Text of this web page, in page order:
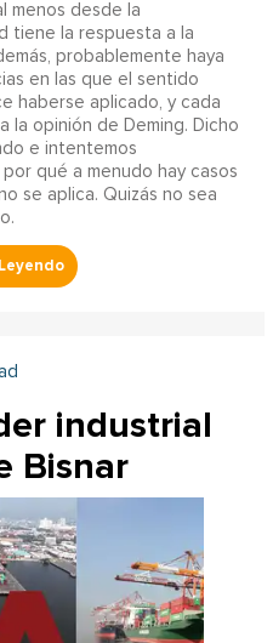
menos desde la
tiene la respuesta a la
probablemente haya
en las que el sentido
haberse aplicado, y cada
la opinión de Deming. Dicho
e intentemos
qué a menudo hay casos
se aplica. Quizás no sea
industrial
Bisnar